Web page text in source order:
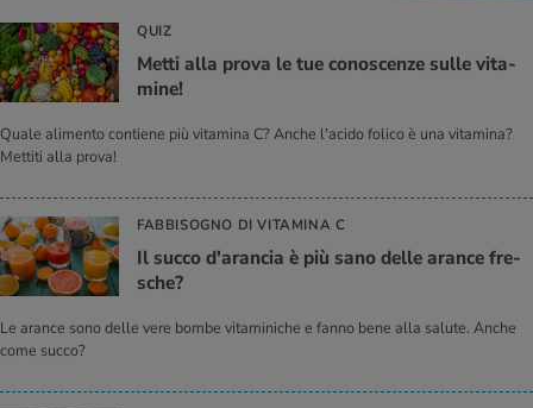
QUIZ
Metti alla prova le tue co­no­scen­ze sulle vi­ta­
mi­ne!
Quale alimento contiene più vitamina C? Anche l'acido folico è una vitamina?
Mettiti alla prova!
FABBISOGNO DI VITAMINA C
Il succo d'a­ran­cia è più sano delle aran­ce fre­
sche?
Le arance sono delle vere bombe vitaminiche e fanno bene alla salute. Anche
come succo?